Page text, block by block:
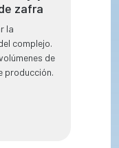
zafra
la
complejo.
de
producción.